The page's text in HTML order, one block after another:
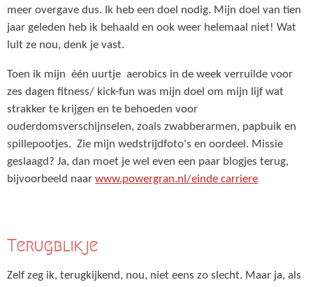
meer overgave dus. Ik heb een doel nodig. Mijn doel van tien
jaar geleden heb ik behaald en ook weer helemaal niet! Wat
lult ze nou, denk je vast.
Toen ik mijn één uurtje aerobics in de week verruilde voor
zes dagen fitness/ kick-fun was mijn doel om mijn lijf wat
strakker te krijgen en te behoeden voor
ouderdomsverschijnselen, zoals zwabberarmen, papbuik en
spillepootjes. Zie mijn wedstrijdfoto's en oordeel. Missie
geslaagd? Ja, dan moet je wel even een paar blogjes terug,
bijvoorbeeld naar www.powergran.nl/einde carriere
Terugblikje
Zelf zeg ik, terugkijkend, nou, niet eens zo slecht. Maar ja, als